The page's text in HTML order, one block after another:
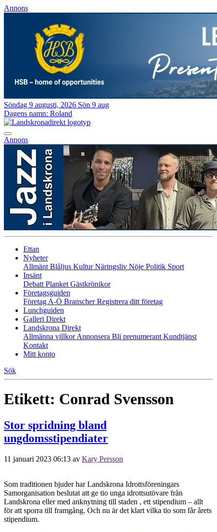
Annons
Söndag 9 augusti, 2026 Sön 9 aug
Dagens namn: Roland
Annons
Ettan
Nyheter
Allmänt Blåljus KulturNäringsliv Nöje Politik Sport
Insänt
Debatt Planket Gästkrönikor
Företagsguiden
Företag A-Ö BranscherRegistrera ditt företag
Lunchguiden
Galleri Direkt
Landskrona Direkt
Allmänna villkorAnnonsera Bli prenumerant Kundtjänst
Kontakt
Mitt konto
Sök
Etikett: Conrad Svensson
Stor spridning bland
ungdomsstipendiater
11 januari 2023 06:13 av Kary Persson
Som traditionen bjuder har Landskrona Idrottsföreningars
Samorganisation beslutat att ge tio unga idrottsutövare från
Landskrona eller med anknytning till staden , ett stipendium – allt
för att sporra till framgång. Och nu är det klart vilka tio som får årets
stipendium.